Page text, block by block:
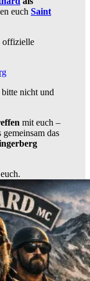
euch Saint
offizielle
nicht und
mit euch –
das